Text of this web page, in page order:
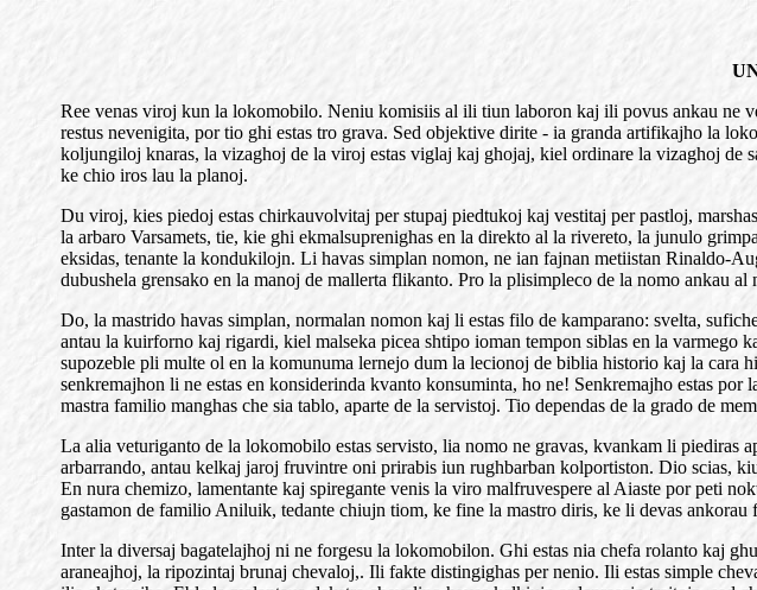
Ree venas viroj kun la lokomobilo. Neniu komisiis al ili tiun laboron kaj ili povus ankau ne
restus nevenigita, por tio ghi estas tro grava. Sed objektive dirite - ia granda artifikajho la
koljungiloj knaras, la vizaghoj de la viroj estas viglaj kaj ghojaj, kiel ordinare la vizaghoj de
ke chio iros lau la planoj.
Du viroj, kies piedoj estas chirkauvolvitaj per stupaj piedtukoj kaj vestitaj per pastloj,
la arbaro Varsamets, tie, kie ghi ekmalsuprenighas en la direkto al la rivereto, la junulo
eksidas, tenante la kondukilojn. Li havas simplan nomon, ne ian fajnan metiistan Rinaldo-
dubushela grensako en la manoj de mallerta flikanto. Pro la plisimpleco de la nomo ankau
Do, la mastrido havas simplan, normalan nomon kaj li estas filo de kamparano: svelta,
antau la kuirforno kaj rigardi, kiel malseka picea shtipo ioman tempon siblas en la
supozeble pli multe ol en la komunuma lernejo dum la lecionoj de biblia historio kaj la
senkremajhon li ne estas en konsiderinda kvanto konsuminta, ho ne! Senkremajho estas
mastra familio manghas che sia tablo, aparte de la servistoj. Tio dependas de la grado de
La alia veturiganto de la lokomobilo estas servisto, lia nomo ne gravas, kvankam li
arbarrando, antau kelkaj jaroj fruvintre oni prirabis iun rughbarban kolportiston. Dio scias,
En nura chemizo, lamentante kaj spiregante venis la viro malfruvespere al Aiaste por peti
gastamon de familio Aniluik, tedante chiujn tiom, ke fine la mastro diris, ke li devas
Inter la diversaj bagatelajhoj ni ne forgesu la lokomobilon. Ghi estas nia chefa rolanto kaj
araneajhoj, la ripozintaj brunaj chevaloj,. Ili fakte distingighas per nenio. Ili estas simple